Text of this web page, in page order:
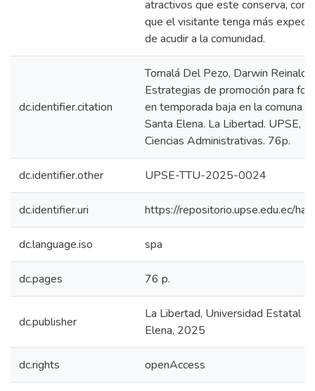
atractivos que este conserva, con
que el visitante tenga más
de acudir a la comunidad.
dc.identifier.citation
Tomalá Del Pezo, Darwin
Estrategias de promoción para
en temporada baja en la comuna
Santa Elena. La Libertad. UPSE,
Ciencias Administrativas. 76p.
dc.identifier.other UPSE-TTU-2025-0024
dc.identifier.uri https://repositorio.upse.edu.ec/
dc.language.iso spa
dc.pages 76 p.
dc.publisher
La Libertad, Universidad Estatal
Elena, 2025
dc.rights openAccess